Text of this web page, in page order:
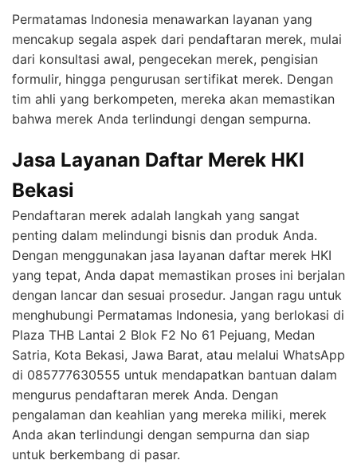
Permatamas Indonesia menawarkan layanan yang
mencakup segala aspek dari pendaftaran merek, mulai
dari konsultasi awal, pengecekan merek, pengisian
formulir, hingga pengurusan sertifikat merek. Dengan
tim ahli yang berkompeten, mereka akan memastikan
bahwa merek Anda terlindungi dengan sempurna.
Jasa Layanan Daftar Merek HKI
Bekasi
Pendaftaran merek adalah langkah yang sangat
penting dalam melindungi bisnis dan produk Anda.
Dengan menggunakan jasa layanan daftar merek HKI
yang tepat, Anda dapat memastikan proses ini berjalan
dengan lancar dan sesuai prosedur. Jangan ragu untuk
menghubungi Permatamas Indonesia, yang berlokasi di
Plaza THB Lantai 2 Blok F2 No 61 Pejuang, Medan
Satria, Kota Bekasi, Jawa Barat, atau melalui WhatsApp
di 085777630555 untuk mendapatkan bantuan dalam
mengurus pendaftaran merek Anda. Dengan
pengalaman dan keahlian yang mereka miliki, merek
Anda akan terlindungi dengan sempurna dan siap
untuk berkembang di pasar.